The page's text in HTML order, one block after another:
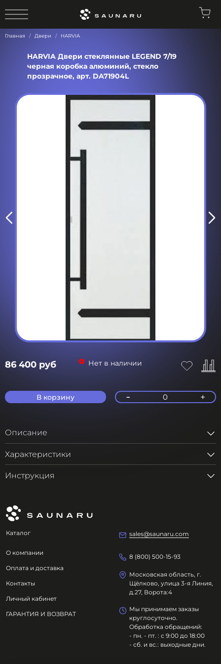
Главная Двери HARVIA
HARVIA Двери стеклянные LEGEND 7/19
черная коробка алюминий, стекло
прозрачное, арт. DA71904L
86 400 руб Нет в наличии
В корзину - 0 +
Описание
Характеристики
Инструкция
Каталог
О компании
Оплата и доставка
Контакты
Личный кабинет
ГАРАНТИЯ И ВОЗВРАТ
sales@saunaru.com
8 (800) 500-15-93
Московская область, г.
Щёлково, улица 3-я Линия,
д.27, Ворота:4
Мы принимаем заказы
круглосуточно.
Обработка обращений:
- пн. - пт. : с 9:00 до 18:00
- сб. и вс.: выходные дни.